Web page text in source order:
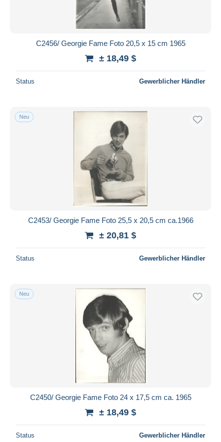
C2456/ Georgie Fame Foto 20,5 x 15 cm 1965
± 18,49 $
Status Gewerblicher Händler
Neu
C2453/ Georgie Fame Foto 25,5 x 20,5 cm ca.1966
± 20,81 $
Status Gewerblicher Händler
Neu
C2450/ Georgie Fame Foto 24 x 17,5 cm ca. 1965
± 18,49 $
Status Gewerblicher Händler